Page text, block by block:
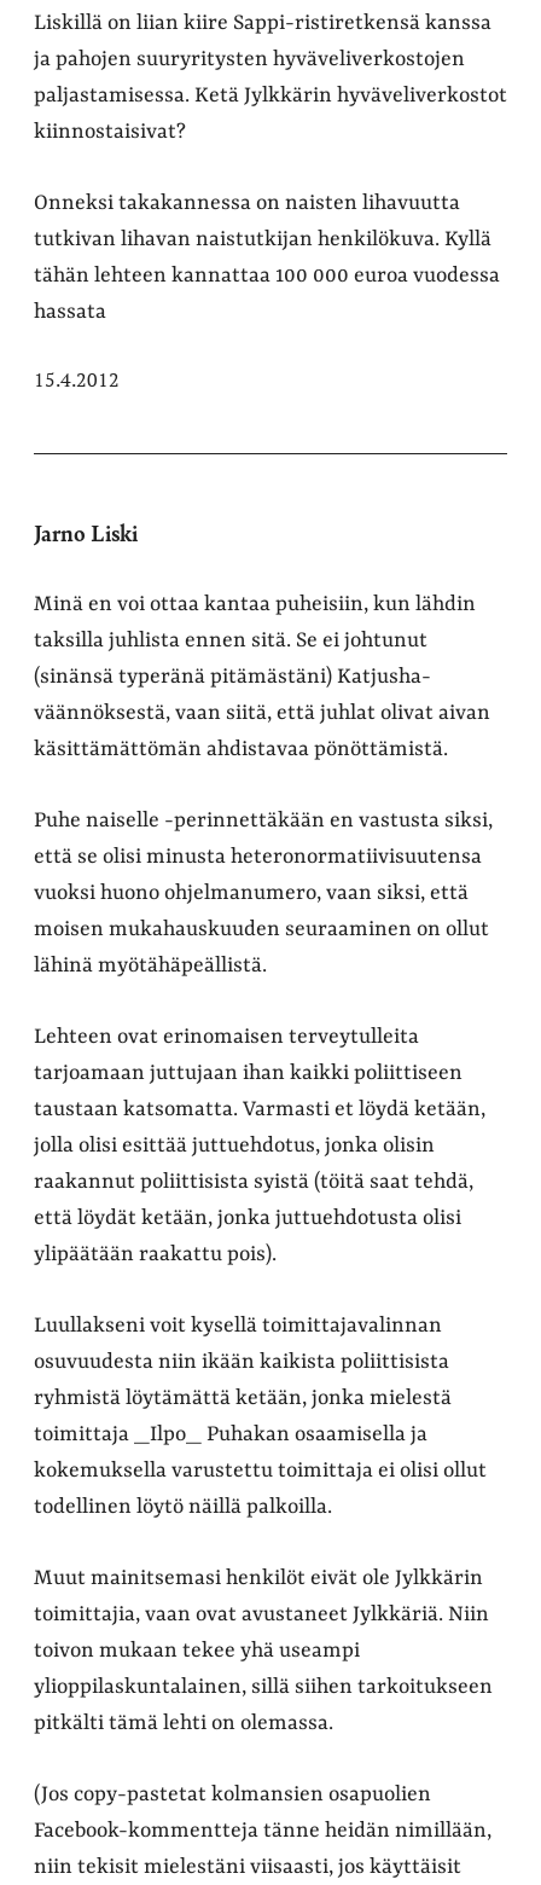
Liskillä on liian kiire Sappi-ristiretkensä kanssa
ja pahojen suuryritysten hyväveliverkostojen
paljastamisessa. Ketä Jylkkärin hyväveliverkostot
kiinnostaisivat?
Onneksi takakannessa on naisten lihavuutta
tutkivan lihavan naistutkijan henkilökuva. Kyllä
tähän lehteen kannattaa 100 000 euroa vuodessa
hassata
15.4.2012
Jarno Liski
Minä en voi ottaa kantaa puheisiin, kun lähdin
taksilla juhlista ennen sitä. Se ei johtunut
(sinänsä typeränä pitämästäni) Katjusha-
väännöksestä, vaan siitä, että juhlat olivat aivan
käsittämättömän ahdistavaa pönöttämistä.
Puhe naiselle -perinnettäkään en vastusta siksi,
että se olisi minusta heteronormatiivisuutensa
vuoksi huono ohjelmanumero, vaan siksi, että
moisen mukahauskuuden seuraaminen on ollut
lähinä myötähäpeällistä.
Lehteen ovat erinomaisen terveytulleita
tarjoamaan juttujaan ihan kaikki poliittiseen
taustaan katsomatta. Varmasti et löydä ketään,
jolla olisi esittää juttuehdotus, jonka olisin
raakannut poliittisista syistä (töitä saat tehdä,
että löydät ketään, jonka juttuehdotusta olisi
ylipäätään raakattu pois).
Luullakseni voit kysellä toimittajavalinnan
osuvuudesta niin ikään kaikista poliittisista
ryhmistä löytämättä ketään, jonka mielestä
toimittaja _Ilpo_ Puhakan osaamisella ja
kokemuksella varustettu toimittaja ei olisi ollut
todellinen löytö näillä palkoilla.
Muut mainitsemasi henkilöt eivät ole Jylkkärin
toimittajia, vaan ovat avustaneet Jylkkäriä. Niin
toivon mukaan tekee yhä useampi
ylioppilaskuntalainen, sillä siihen tarkoitukseen
pitkälti tämä lehti on olemassa.
(Jos copy-pastetat kolmansien osapuolien
Facebook-kommentteja tänne heidän nimillään,
niin tekisit mielestäni viisaasti, jos käyttäisit